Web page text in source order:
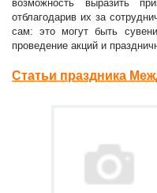
возможность выразить
отблагодарив их за
сам: это могут быть
проведение акций и
Статьи праздника